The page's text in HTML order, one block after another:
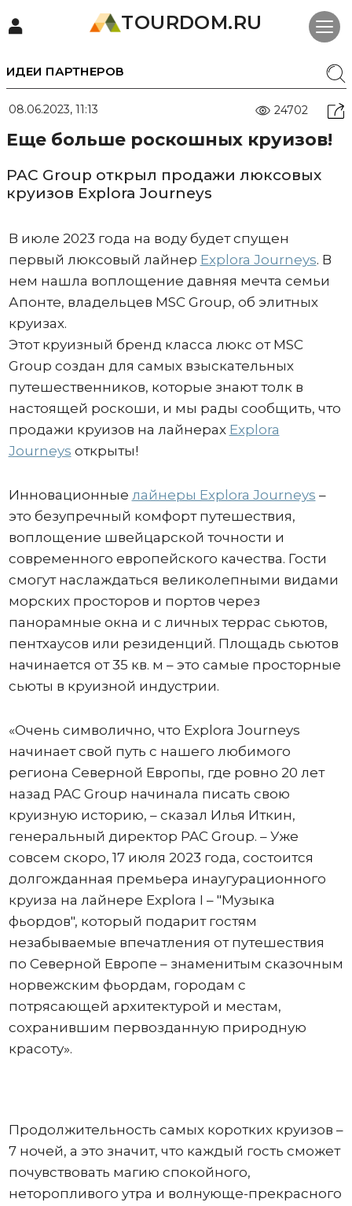
TOURDOM.RU
ИДЕИ ПАРТНЕРОВ
08.06.2023, 11:13 24702
Еще больше роскошных круизов!
PAC Group открыл продажи люксовых
круизов Explora Journeys
В июле 2023 года на воду будет спущен
первый люксовый лайнер Explora Journeys. В
нем нашла воплощение давняя мечта семьи
Апонте, владельцев MSC Group, об элитных
круизах.
Этот круизный бренд класса люкс от MSC
Group создан для самых взыскательных
путешественников, которые знают толк в
настоящей роскоши, и мы рады сообщить, что
продажи круизов на лайнерах Explora
Journeys открыты!
Инновационные лайнеры Explora Journeys –
это безупречный комфорт путешествия,
воплощение швейцарской точности и
современного европейского качества. Гости
смогут наслаждаться великолепными видами
морских просторов и портов через
панорамные окна и с личных террас сьютов,
пентхаусов или резиденций. Площадь сьютов
начинается от 35 кв. м – это самые просторные
сьюты в круизной индустрии.
«Очень символично, что Explora Journeys
начинает свой путь с нашего любимого
региона Северной Европы, где ровно 20 лет
назад PAC Group начинала писать свою
круизную историю, – сказал Илья Иткин,
генеральный директор PAC Group. – Уже
совсем скоро, 17 июля 2023 года, состоится
долгожданная премьера инаугурационного
круиза на лайнере Explora I – "Музыка
фьордов", который подарит гостям
незабываемые впечатления от путешествия
по Северной Европе – знаменитым сказочным
норвежским фьордам, городам с
потрясающей архитектурой и местам,
сохранившим первозданную природную
красоту».
Продолжительность самых коротких круизов –
7 ночей, а это значит, что каждый гость сможет
почувствовать магию спокойного,
неторопливого утра и волнующе-прекрасного